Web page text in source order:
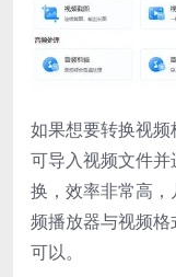
如果想要转换视频
可导入视频文件
换，效率非常高
频播放器与视频
可以。